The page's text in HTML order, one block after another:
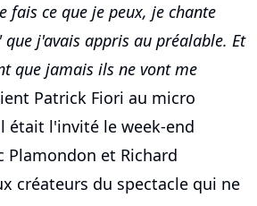
fais ce que je peux, je chante
que j'avais appris au préalable. Et
que jamais ils ne vont me
Patrick Fiori au micro
était l'invité le week-end
Plamondon et Richard
créateurs du spectacle qui ne